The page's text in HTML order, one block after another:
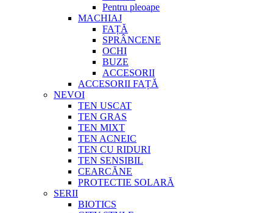
Pentru pleoape
MACHIAJ
FAȚĂ
SPRÂNCENE
OCHI
BUZE
ACCESORII
ACCESORII FAȚĂ
NEVOI
TEN USCAT
TEN GRAS
TEN MIXT
TEN ACNEIC
TEN CU RIDURI
TEN SENSIBIL
CEARCĂNE
PROTECTIE SOLARĂ
SERII
BIOTICS